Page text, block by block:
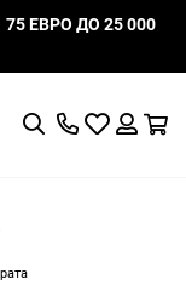
ЕВРО ДО 25 000
ТърсенеМоят